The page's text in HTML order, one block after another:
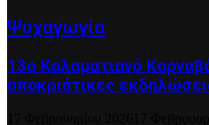
Ψυχαγωγία
13ο Καλαματιανό
αποκριάτικες